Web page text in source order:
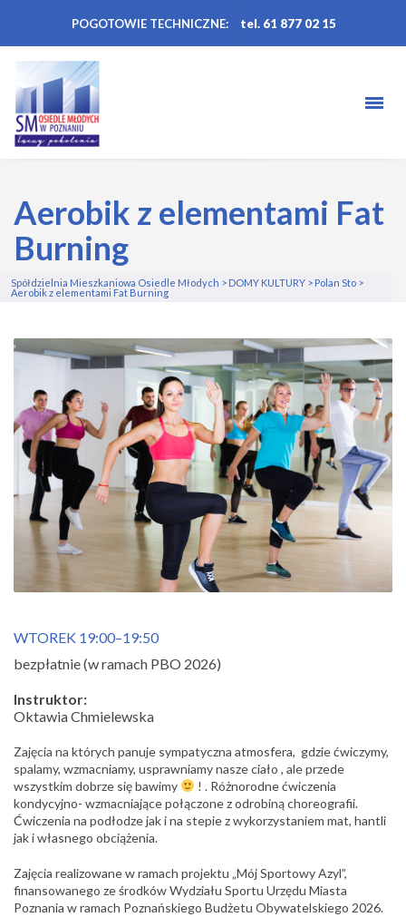
POGOTOWIE TECHNICZNE: tel. 61 877 02 15
Aerobik z elementami Fat
Burning
Spółdzielnia Mieszkaniowa Osiedle Młodych > DOMY KULTURY > Polan Sto >
Aerobik z elementami Fat Burning
WTOREK 19:00–19:50
bezpłatnie (w ramach PBO 2026)
Instruktor:
Oktawia Chmielewska
Zajęcia na których panuje sympatyczna atmosfera, gdzie ćwiczymy,
spalamy, wzmacniamy, usprawniamy nasze ciało , ale przede
wszystkim dobrze się bawimy
! . Różnorodne ćwiczenia
kondycyjno- wzmacniające połączone z odrobiną choreografii.
Ćwiczenia na podłodze jak i na stepie z wykorzystaniem mat, hantli
jak i własnego obciążenia.
Zajęcia realizowane w ramach projektu „Mój Sportowy Azyl”,
finansowanego ze środków Wydziału Sportu Urzędu Miasta
Poznania w ramach Poznańskiego Budżetu Obywatelskiego 2026.